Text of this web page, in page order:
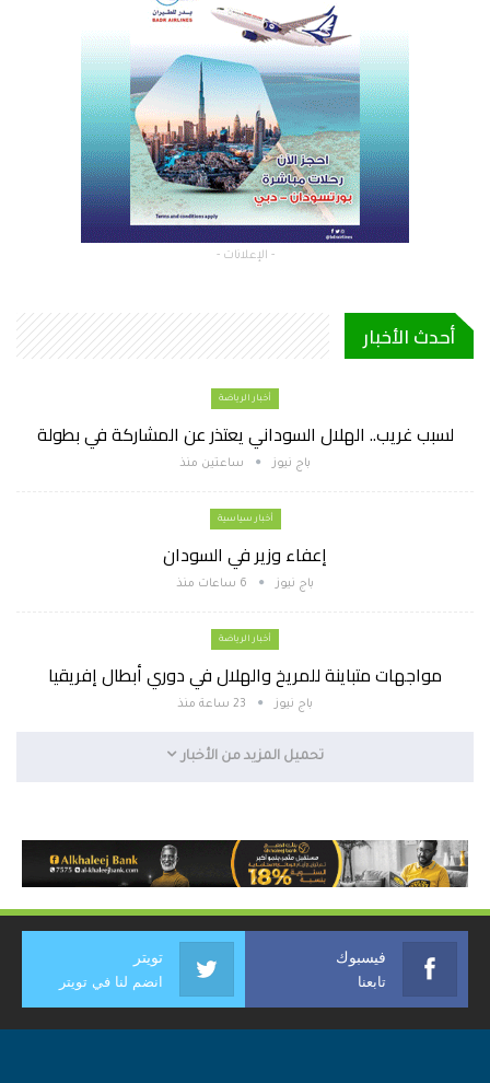
- الإعلانات -
أحدث الأخبار
أخبار الرياضة
لسبب غريب.. الهلال السوداني يعتذر عن المشاركة في بطولة
باج نيوز ساعتين منذ
أخبار سياسية
إعفاء وزير في السودان
باج نيوز 6 ساعات منذ
أخبار الرياضة
مواجهات متباينة للمريخ والهلال في دوري أبطال إفريقيا
باج نيوز 23 ساعة منذ
تحميل المزيد من الأخبار
فيسبوك
تابعنا
تويتر
انضم لنا في تويتر